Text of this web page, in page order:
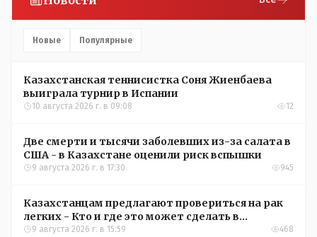
Новые Популярные
Казахстанская теннисистка Соня Жиенбаева
выиграла турнир в Испании
10 августа 2026 г. в 09:08 12
Две смерти и тысячи заболевших из-за салата в
США - в Казахстане оценили риск вспышки
9 августа 2026 г. в 17:30 945
Казахстанцам предлагают провериться на рак
легких - Кто и где это может сделать в
Костанайской области
9 августа 2026 г. в 15:59 468